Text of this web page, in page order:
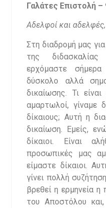
Γαλάτες Επιστολή –
Αδελφοί και
Στη διαδρομή μας
της
ερχόμαστε
δύσκολο αλλά
δικαίωσης. Τι
αμαρτωλοί, γίναμε
δίκαιους; Αυτή η
δικαίωση. Εμείς,
δίκαιοι. Είναι
προσωπικές μας
είμαστε δίκαιοι.
γίνει πολλή
βρεθεί η ερμηνεία
του Αποστόλου